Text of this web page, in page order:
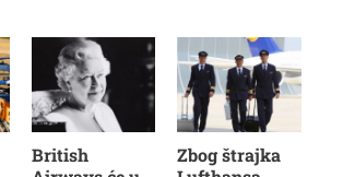
British
Zbog štrajka